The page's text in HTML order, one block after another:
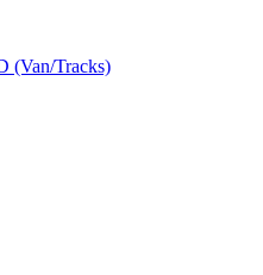
(Van/Tracks)